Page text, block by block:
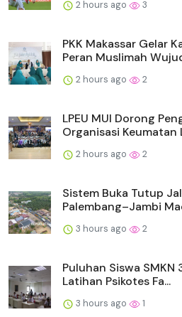
2 hours ago 3
PKK Makassar Gelar
Peran Muslimah
2 hours ago 2
LPEU MUI Dorong
Organisasi Keumatan
2 hours ago 2
Sistem Buka Tutup
Palembang–Jambi
3 hours ago 2
Puluhan Siswa
Latihan Psikotes Fa...
3 hours ago 1